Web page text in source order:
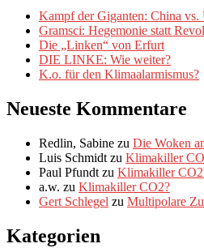
Kampf der Giganten: China vs.
Gramsci: Hegemonie statt
Die „Linken“ von Erfurt
DIE LINKE: Wie weiter?
K.o. für den Klimaalarmismus?
Neueste Kommentare
Redlin, Sabine zu Die Woken
Luis Schmidt zu Klimakiller
Paul Pfundt zu Klimakiller
a.w. zu Klimakiller CO2?
Gert Schlegel zu Multipolare
Kategorien